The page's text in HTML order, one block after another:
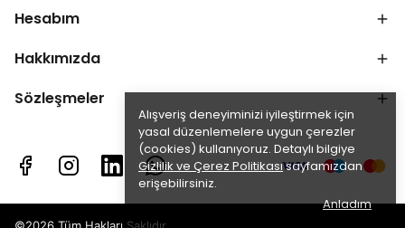
Alışveriş deneyiminizi iyileştirmek için
yasal düzenlemelere uygun çerezler
(cookies) kullanıyoruz. Detaylı bilgiye
Gizlilik ve Çerez Politikasısayfamızdan
erişebilirsiniz.
Anladım
Hesabım
Hakkımızda
Sözleşmeler